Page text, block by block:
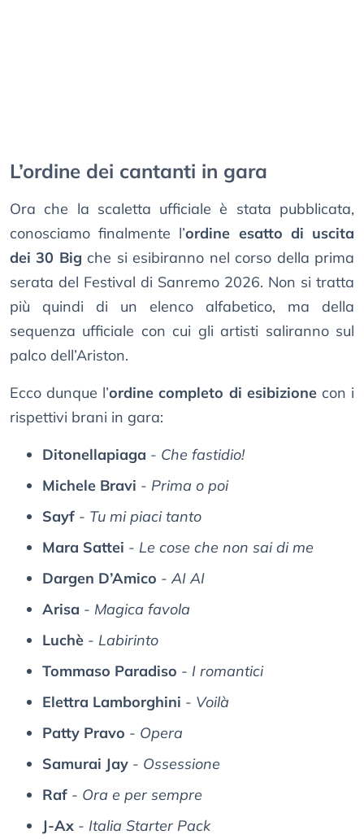
L’ordine dei cantanti in gara
Ora che la scaletta ufficiale è stata pubblicata,
conosciamo finalmente l’ordine esatto di uscita
dei 30 Big che si esibiranno nel corso della prima
serata del Festival di Sanremo 2026. Non si tratta
più quindi di un elenco alfabetico, ma della
sequenza ufficiale con cui gli artisti saliranno sul
palco dell’Ariston.
Ecco dunque l’ordine completo di esibizionecon i
rispettivi brani in gara:
Ditonellapiaga - Che fastidio!
Michele Bravi - Prima o poi
Sayf - Tu mi piaci tanto
Mara Sattei - Le cose che non sai di me
Dargen D’Amico -AI AI
Arisa - Magica favola
Luchè - Labirinto
Tommaso Paradiso - I romantici
Elettra Lamborghini - Voilà
Patty Pravo - Opera
Samurai Jay - Ossessione
Raf - Ora e per sempre
J-Ax - Italia Starter Pack